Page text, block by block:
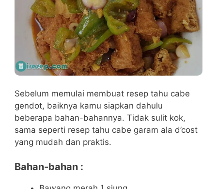
Sebelum memulai membuat resep tahu cabe
gendot, baiknya kamu siapkan dahulu
beberapa bahan-bahannya. Tidak sulit kok,
sama seperti resep tahu cabe garam ala d’cost
yang mudah dan praktis.
Bahan-bahan :